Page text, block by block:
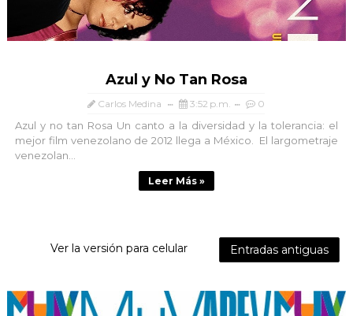
Azul y No Tan Rosa
Carlos Medina 3:52 p.m. 0
Azul y no tan Rosa Un canto a la diversidad y la tolerancia: el
mejor film venezolano de 2012 llega a México. El largometraje
venezolan...
Leer Más »
Entradas antiguas
Ver la versión para celular